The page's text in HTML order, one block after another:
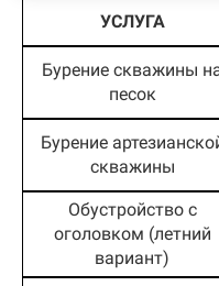
УСЛУГА
Бурение скважины
песок
Бурение
скважины
Обустройство с
оголовком (летний
вариант)